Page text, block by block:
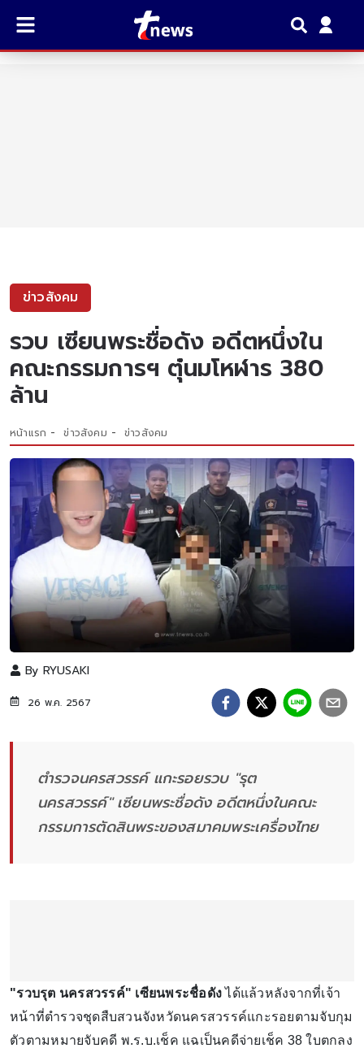
ข่าวสังคม
รวบ เซียนพระชื่อดัง อดีตหนึ่งใน
คณะกรรมการฯ ตุ๋นมโหฬาร 380
ล้าน
หน้าแรก ข่าวสังคม ข่าวสังคม
By RYUSAKI
26 พ.ค. 2567
ตำรวจนครสวรรค์ แกะรอยรวบ "รุต
นครสวรรค์" เซียนพระชื่อดัง อดีตหนึ่งในคณะ
กรรมการตัดสินพระของสมาคมพระเครื่องไทย
"รวบรุต นครสวรรค์" เซียนพระชื่อดังได้แล้วหลังจากที่เจ้า
หน้าที่ตำรวจชุดสืบสวนจังหวัดนครสวรรค์แกะรอยตามจับกุม
ตัวตามหมายจับคดี พ.ร.บ.เช็ค แฉเป็นคดีจ่ายเช็ค 38 ใบตกลง